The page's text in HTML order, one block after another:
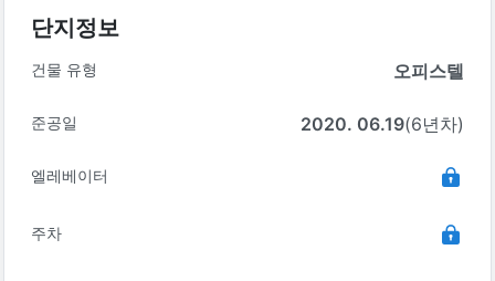
단지정보
건물 유형 오피스텔
준공일 2020. 06.19(6년차)
엘레베이터
주차